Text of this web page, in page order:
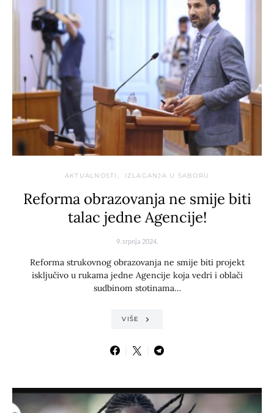
AKTUALNOSTI IZLAGANJA U SABORU
Reforma obrazovanja ne smije biti
talac jedne Agencije!
9. srpnja 2024.
Reforma strukovnog obrazovanja ne smije biti projekt
isključivo u rukama jedne Agencije koja vedri i oblači
sudbinom stotinama…
VIŠE